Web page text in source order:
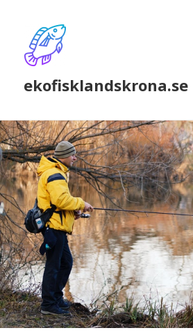
ekofisklandskrona.se